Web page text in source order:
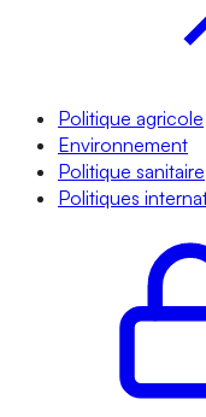
Politique agricole
Environnement
Politique sanitaire
Politiques